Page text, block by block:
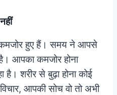
हुए हैं। समय ने आपसे
आपका कमजोर होना
है। शरीर से बुढ़ा होना कोई
आपकी सोच वो तो अभी